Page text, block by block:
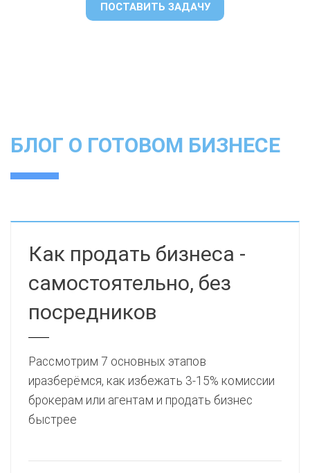
ПОСТАВИТЬ ЗАДАЧУ
БЛОГ О ГОТОВОМ БИЗНЕСЕ
Как продать бизнеса -
самостоятельно, без
посредников
Рассмотрим 7 основных этапов
иразберёмся, как избежать 3-15% комиссии
брокерам или агентам и продать бизнес
быстрее